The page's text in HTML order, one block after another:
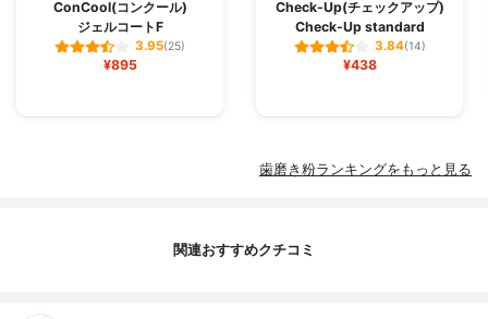
ConCool(コンクール)
ジェルコートF
3.95(25)
¥895
Check-Up(チェックアップ)
Check-Up standard
3.84(14)
¥438
歯磨き粉ランキングをもっと見る
関連おすすめクチコミ